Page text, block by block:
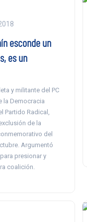
esconde un
es un
y militante del PC
la Democracia
Partido Radical,
de la
del
Argumentó
presionar y
coalición.